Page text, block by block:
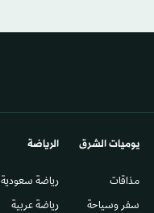
يوميات الشرق​
مذاقات
سفر وسياحة
الرياضة
رياضة سعودية
رياضة عربية